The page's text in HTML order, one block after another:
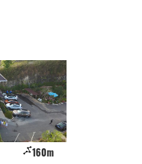
160m